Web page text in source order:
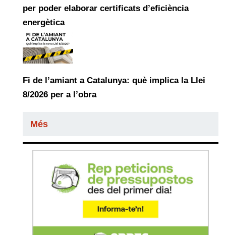
per poder elaborar certificats d’eficiència
energètica
Fi de l’amiant a Catalunya: què implica la Llei
8/2026 per a l’obra
Més